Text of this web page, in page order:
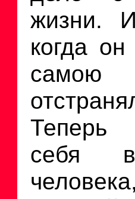
жизни.
когда
самою
Теперь
себя